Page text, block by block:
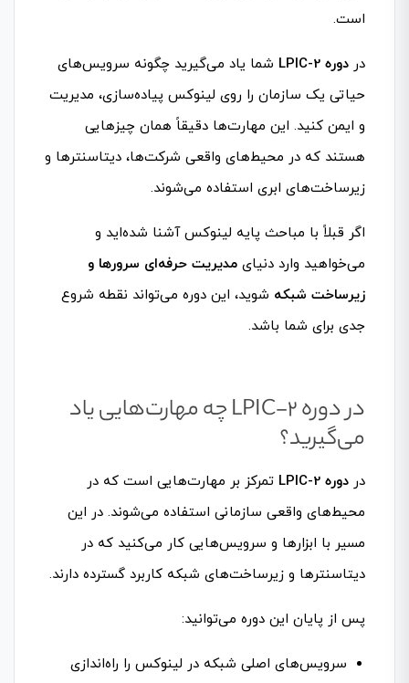
است.
در دوره LPIC-2
شما یاد می‌گیرید چگونه سرویس‌های
حیاتی یک سازمان را روی لینوکس پیاده‌سازی، مدیریت
و ایمن کنید. این مهارت‌ها دقیقاً همان چیزهایی
هستند که در محیط‌های واقعی شرکت‌ها، دیتاسنترها و
زیرساخت‌های ابری استفاده می‌شوند.
اگر قبلاً با مباحث پایه لینوکس آشنا شده‌اید و
می‌خواهید وارد دنیای مدیریت حرفه‌ای سرورها و
زیرساخت شبکه شوید، این دوره می‌تواند نقطه شروع
جدی برای شما باشد.
در دوره LPIC-2 چه مهارت‌هایی یاد
می‌گیرید؟
در دوره LPIC-2
تمرکز بر مهارت‌هایی است که در
محیط‌های واقعی سازمانی استفاده می‌شوند. در این
مسیر با ابزارها و سرویس‌هایی کار می‌کنید که در
دیتاسنترها و زیرساخت‌های شبکه کاربرد گسترده دارند.
پس از پایان این دوره می‌توانید:
سرویس‌های اصلی شبکه در لینوکس را راه‌اندازی